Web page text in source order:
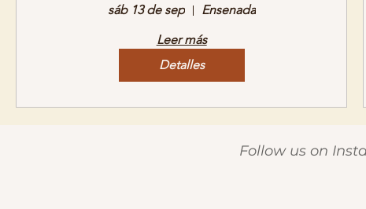
sáb 13 de sep
Ensenada
Leer más
Detalles
Follow us on